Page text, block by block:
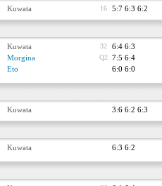
Kuwata 16 5:7 6:3 6:2
Kuwata 32 6:4 6:3
Morgina Q2 7:5 6:4
Eto 6:0 6:0
Kuwata 3:6 6:2 6:3
Kuwata 6:3 6:2